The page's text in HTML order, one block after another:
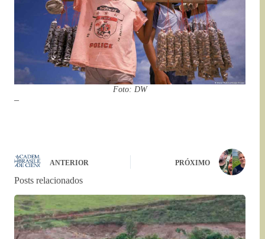
Foto: DW
–
ANTERIOR PRÓXIMO
Posts relacionados